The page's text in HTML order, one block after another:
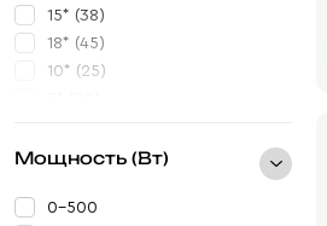
15* (38)
18* (45)
10* (25)
6.5* (16)
Мощность (Вт)
0-500